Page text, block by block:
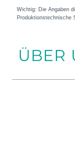
ÜBER